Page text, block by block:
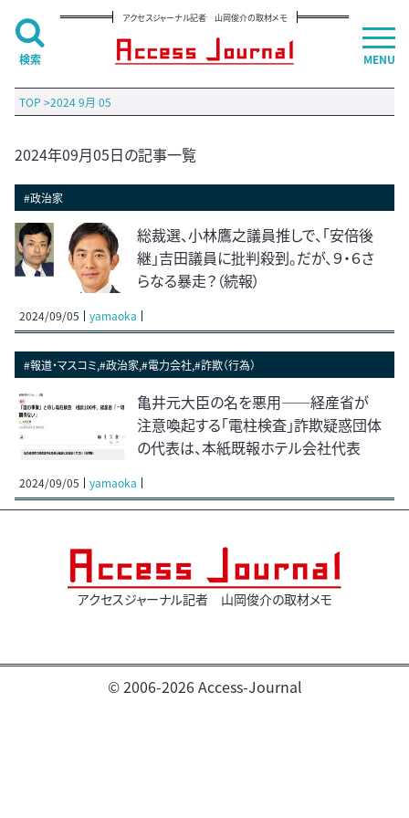
アクセスジャーナル記者 山岡俊介の取材メモ
TOP >2024 9月 05
2024年09月05日の記事一覧
#政治家
総裁選、小林鷹之議員推しで、「安倍後
継」吉田議員に批判殺到。だが、９・６さ
らなる暴走？（続報）
2024/09/05 yamaoka
#報道・マスコミ,#政治家,#電力会社,#詐欺（行為）
亀井元大臣の名を悪用――経産省が
注意喚起する「電柱検査」詐欺疑惑団体
の代表は、本紙既報ホテル会社代表
2024/09/05 yamaoka
アクセスジャーナル記者 山岡俊介の取材メモ
© 2006-2026 Access-Journal
MENU
検索